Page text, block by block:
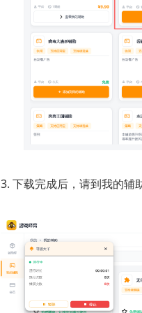
3. 下载完成后，请到我的辅